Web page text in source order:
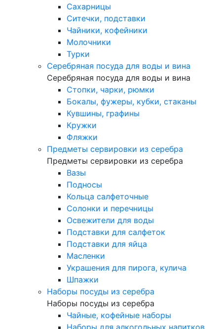
Сахарницы
Ситечки, подставки
Чайники, кофейники
Молочники
Турки
Серебряная посуда для воды и вина
Серебряная посуда для воды и вина
Стопки, чарки, рюмки
Бокалы, фужеры, кубки, стаканы
Кувшины, графины
Кружки
Фляжки
Предметы сервировки из серебра
Предметы сервировки из серебра
Вазы
Подносы
Кольца салфеточные
Солонки и перечницы
Освежители для воды
Подставки для салфеток
Подставки для яйца
Масленки
Украшения для пирога, кулича
Шпажки
Наборы посуды из серебра
Наборы посуды из серебра
Чайные, кофейные наборы
Наборы для алкогольных напитков